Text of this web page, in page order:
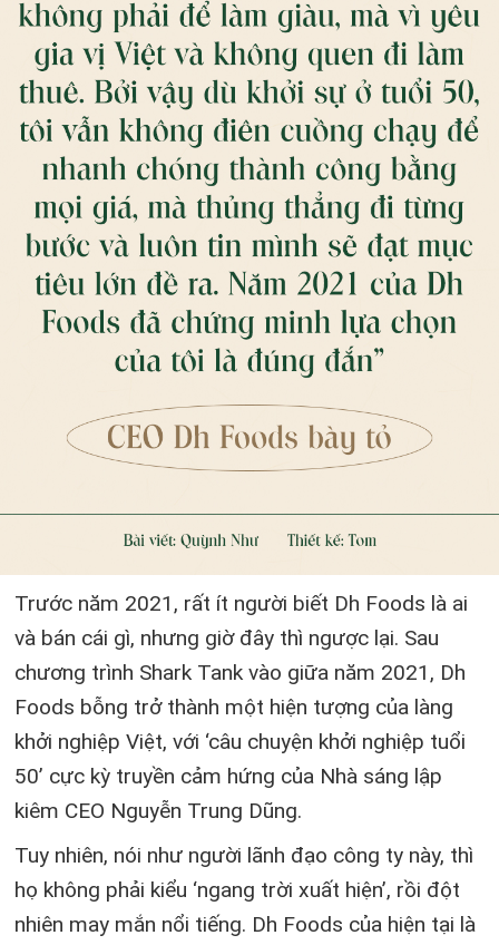
Trước năm 2021, rất ít người biết Dh Foods là ai
và bán cái gì, nhưng giờ đây thì ngược lại. Sau
chương trình Shark Tank vào giữa năm 2021, Dh
Foods bỗng trở thành một hiện tượng của làng
khởi nghiệp Việt, với ‘câu chuyện khởi nghiệp tuổi
50’ cực kỳ truyền cảm hứng của Nhà sáng lập
kiêm CEO Nguyễn Trung Dũng.
Tuy nhiên, nói như người lãnh đạo công ty này, thì
họ không phải kiểu ‘ngang trời xuất hiện’, rồi đột
nhiên may mắn nổi tiếng. Dh Foods của hiện tại là